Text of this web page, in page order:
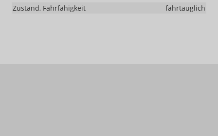
Zustand, Fahrfähigkeit
fahrtauglich